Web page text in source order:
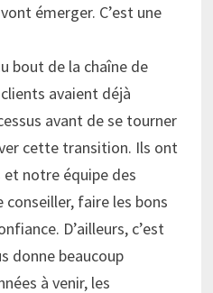
émerger. C’est une
bout de la chaîne de
avaient déjà
avant de se tourner
cette transition. Ils ont
notre équipe des
faire les bons
D’ailleurs, c’est
donne beaucoup
à venir, les